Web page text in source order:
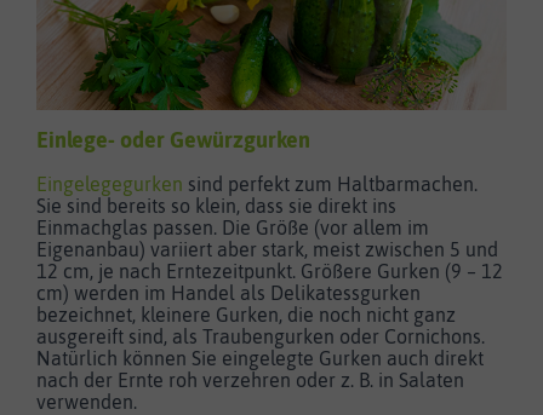
Einlege- oder Gewürzgurken
Eingelegegurken sind perfekt zum Haltbarmachen.
Sie sind bereits so klein, dass sie direkt ins
Einmachglas passen. Die Größe (vor allem im
Eigenanbau) variiert aber stark, meist zwischen 5 und
12 cm, je nach Erntezeitpunkt. Größere Gurken (9 – 12
cm) werden im Handel als Delikatessgurken
bezeichnet, kleinere Gurken, die noch nicht ganz
ausgereift sind, als Traubengurken oder Cornichons.
Natürlich können Sie eingelegte Gurken auch direkt
nach der Ernte roh verzehren oder z. B. in Salaten
verwenden.